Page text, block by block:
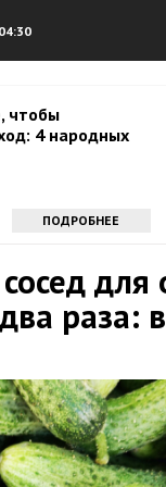
04:30
чтобы
4 народных
ПОДРОБНЕЕ
для
раза: